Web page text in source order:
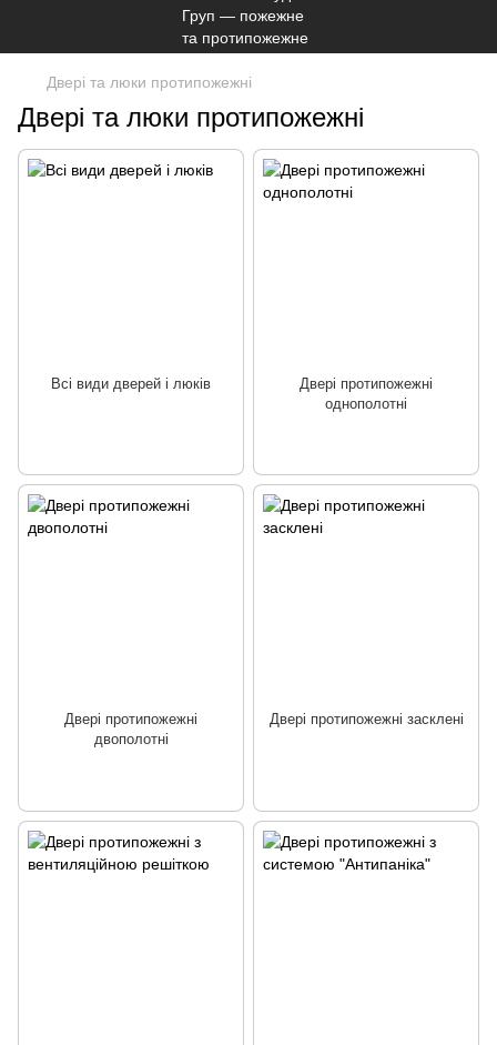
Двері та люки протипожежні
Двері та люки протипожежні
Всі види дверей і люків
Двері протипожежні
однополотні
Двері протипожежні
двополотні
Двері протипожежні засклені